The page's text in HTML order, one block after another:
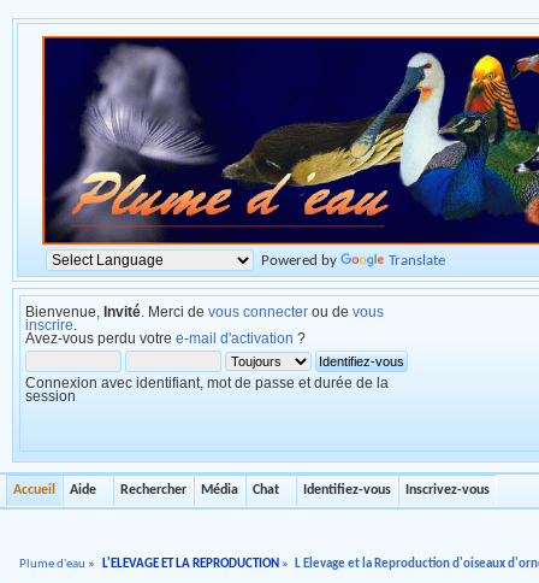
Powered by Translate
Bienvenue, Invité . Merci de vous connecter ou de vous
inscrire
Avez-vous perdu votre e-mail d'activation ?
Connexion avec identifiant, mot de passe et durée de la
session
Accueil Aide Rechercher Média Chat Identifiez-vous Inscrivez-vous
Plume d'eau » L'ELEVAGE ET LA REPRODUCTION » L Elevage et la Reproduction d'oiseaux